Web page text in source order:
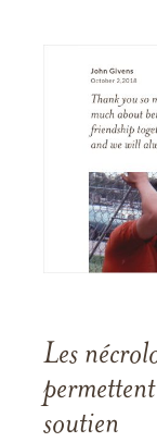
Les
soutien